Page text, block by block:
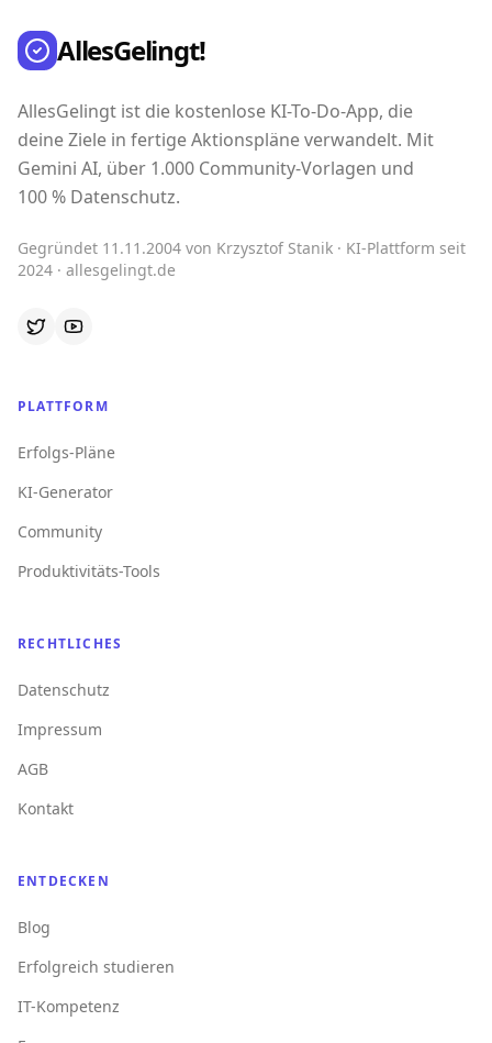
AllesGelingt!
AllesGelingt ist die kostenlose KI-To-Do-App, die
deine Ziele in fertige Aktionspläne verwandelt. Mit
Gemini AI, über 1.000 Community-Vorlagen und
100 % Datenschutz.
Gegründet 11.11.2004 von Krzysztof Stanik · KI-Plattform seit
2024 · allesgelingt.de
PLATTFORM
Erfolgs-Pläne
KI-Generator
Community
Produktivitäts-Tools
RECHTLICHES
Datenschutz
Impressum
AGB
Kontakt
ENTDECKEN
Blog
Erfolgreich studieren
IT-Kompetenz